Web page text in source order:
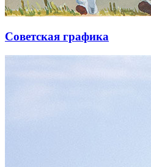
Советская графика